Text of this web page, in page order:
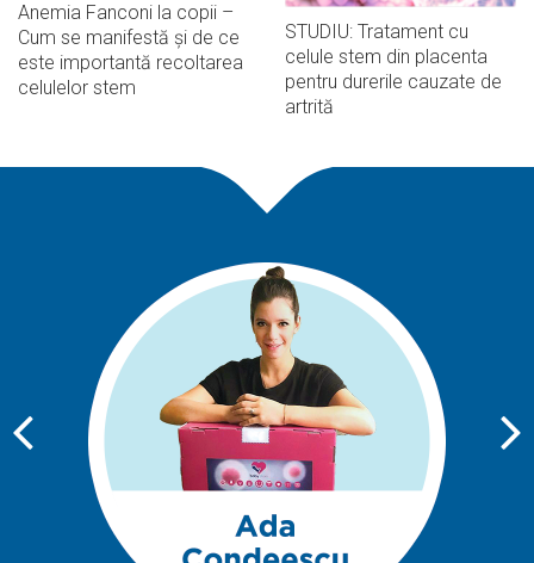
Anemia Fanconi la copii –
Cum se manifestă și de ce
este importantă recoltarea
celulelor stem
STUDIU: Tratament cu
celule stem din placenta
pentru durerile cauzate de
artrită